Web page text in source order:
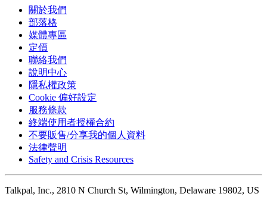
關於我們
部落格
媒體專區
定價
聯絡我們
說明中心
隱私權政策
Cookie 偏好設定
服務條款
終端使用者授權合約
不要販售/分享我的個人資料
法律聲明
Safety and Crisis Resources
Talkpal, Inc., 2810 N Church St, Wilmington, Delaware 19802, US